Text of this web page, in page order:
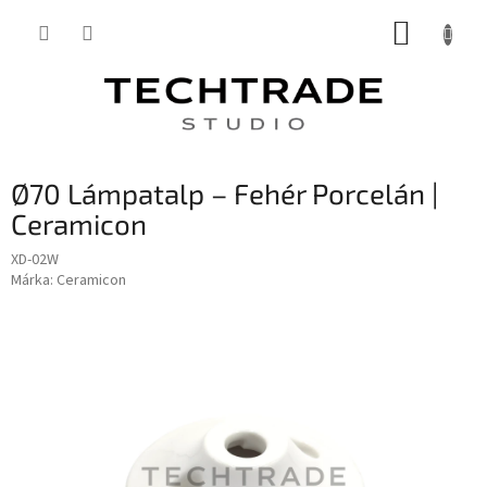
KOSÁR
Ø70 Lámpatalp – Fehér Porcelán |
Ceramicon
XD-02W
Márka: Ceramicon